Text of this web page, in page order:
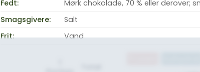
Fedt:
Mørk chokolade, 70 % eller derover;
Smagsgivere:
Salt
Frit:
Vand